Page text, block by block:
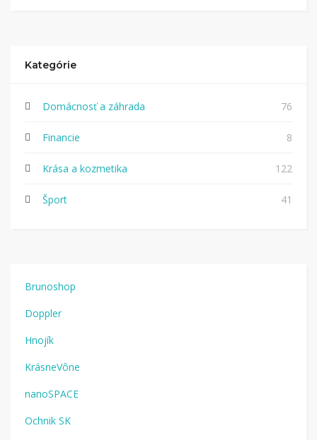
Kategórie
Domácnosť a záhrada 76
Financie 8
Krása a kozmetika 122
Šport 41
Brunoshop
Doppler
Hnojík
KrásneVône
nanoSPACE
Ochnik SK